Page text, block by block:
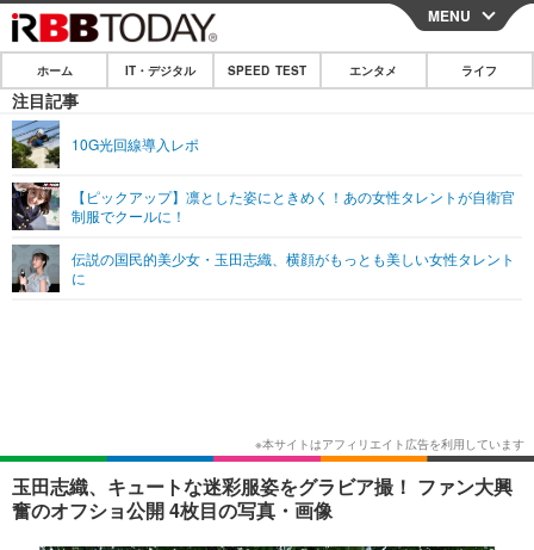
CLOSE
ホーム
IT・デジタル
ネタ
ショッピング その他
SPEED TEST
エンタメ
ショッピング その他
ライフ
MENU
ホーム IT・デジタル SPEED TEST エンタメ ライフ
注目記事
10G光回線導入レポ
【ピックアップ】凛とした姿にときめく！あの女性タレントが自衛官
制服でクールに！
伝説の国民的美少女・玉田志織、横顔がもっとも美しい女性タレント
に
玉田志織、キュートな迷彩服姿をグラビア撮！ ファン大興
奮のオフショ公開 4枚目の写真・画像